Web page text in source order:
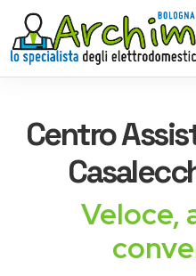
Centro
Veloce,